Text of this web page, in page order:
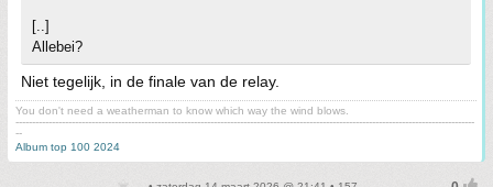
[..]
Allebei?
Niet tegelijk, in de finale van de relay.
You don't need a weatherman to know which way the wind blows.
-------------------------------------------------------------------------------------------------------------------------------------------
--
Album top 100 2024